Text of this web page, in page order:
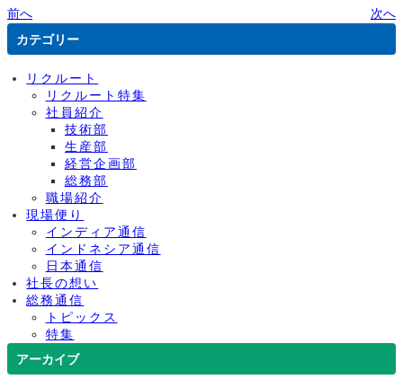
前へ
次へ
カテゴリー
リクルート
リクルート特集
社員紹介
技術部
生産部
経営企画部
総務部
職場紹介
現場便り
インディア通信
インドネシア通信
日本通信
社長の想い
総務通信
トピックス
特集
アーカイブ